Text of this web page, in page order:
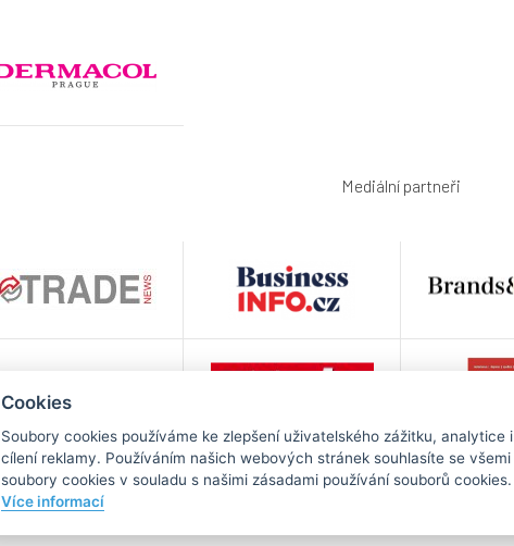
Mediální partneři
Cookies
Soubory cookies používáme ke zlepšení uživatelského zážitku, analytice i
cílení reklamy. Používáním našich webových stránek souhlasíte se všemi
soubory cookies v souladu s našimi zásadami používání souborů cookies.
Více informací